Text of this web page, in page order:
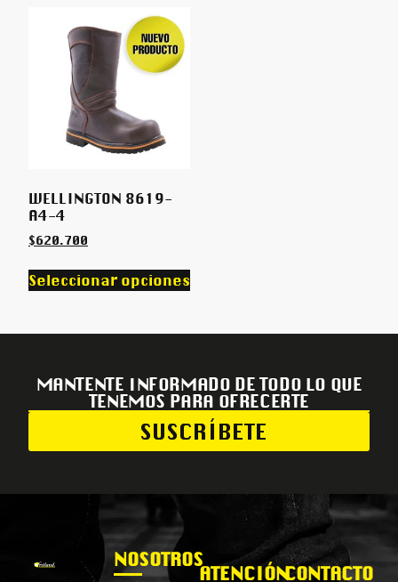
WELLINGTON 8619-
A4-4
$620.700
Seleccionar opciones
MANTENTE INFORMADO DE TODO LO QUE
TENEMOS PARA OFRECERTE
SUSCRÍBETE
NOSOTROS
ATENCIÓNCONTACTO